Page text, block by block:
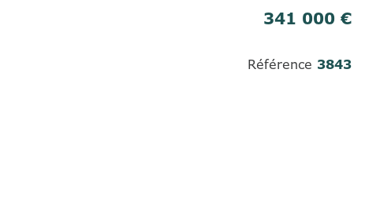
341 000 €
Référence 3843